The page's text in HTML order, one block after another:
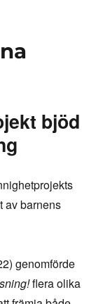
bjöd
av barnens
genomförde
flera olika